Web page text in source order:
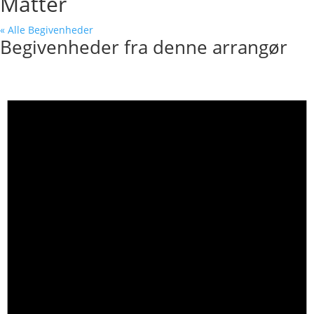
« Alle Begivenheder
Begivenheder fra denne arrangør